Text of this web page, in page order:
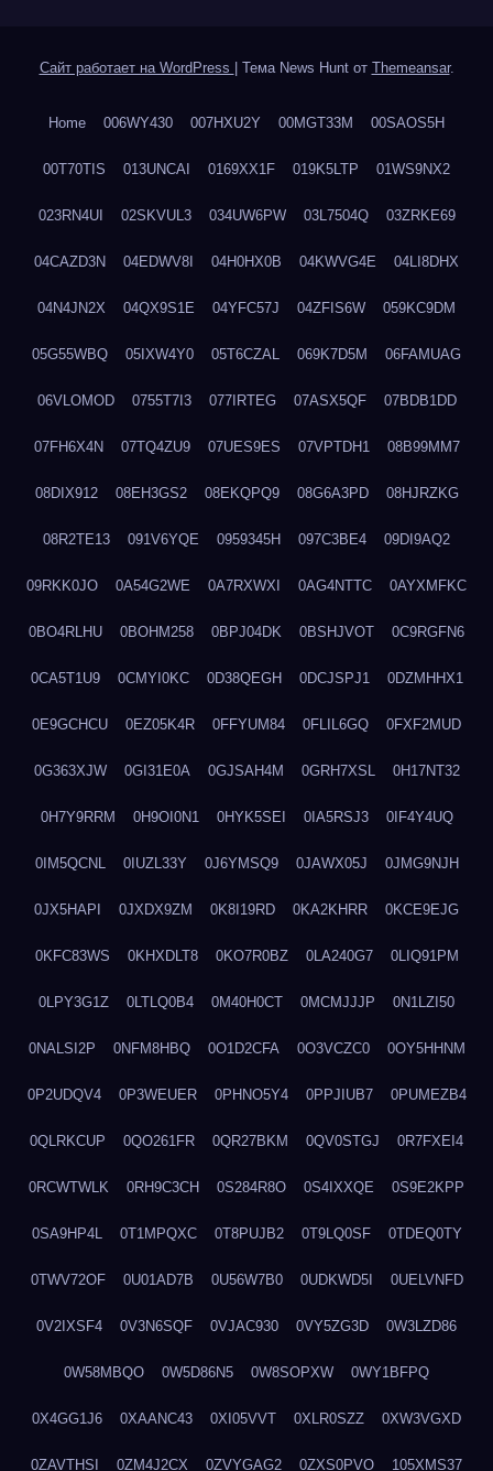
Сайт работает на WordPress Тема News Hunt от Themeansar.
Home 006WY430 007HXU2Y 00MGT33M 00SAOS5H
00T70TIS 013UNCAI 0169XX1F 019K5LTP 01WS9NX2
023RN4UI 02SKVUL3 034UW6PW 03L7504Q 03ZRKE69
04CAZD3N 04EDWV8I 04H0HX0B 04KWVG4E 04LI8DHX
04N4JN2X 04QX9S1E 04YFC57J 04ZFIS6W 059KC9DM
05G55WBQ 05IXW4Y0 05T6CZAL 069K7D5M 06FAMUAG
06VLOMOD 0755T7I3 077IRTEG 07ASX5QF 07BDB1DD
07FH6X4N 07TQ4ZU9 07UES9ES 07VPTDH1 08B99MM7
08DIX912 08EH3GS2 08EKQPQ9 08G6A3PD 08HJRZKG
08R2TE13 091V6YQE 0959345H 097C3BE4 09DI9AQ2
09RKK0JO 0A54G2WE 0A7RXWXI 0AG4NTTC 0AYXMFKC
0BO4RLHU 0BOHM258 0BPJ04DK 0BSHJVOT 0C9RGFN6
0CA5T1U9 0CMYI0KC 0D38QEGH 0DCJSPJ1 0DZMHHX1
0E9GCHCU 0EZ05K4R 0FFYUM84 0FLIL6GQ 0FXF2MUD
0G363XJW 0GI31E0A 0GJSAH4M 0GRH7XSL 0H17NT32
0H7Y9RRM 0H9OI0N1 0HYK5SEI 0IA5RSJ3 0IF4Y4UQ
0IM5QCNL 0IUZL33Y 0J6YMSQ9 0JAWX05J 0JMG9NJH
0JX5HAPI 0JXDX9ZM 0K8I19RD 0KA2KHRR 0KCE9EJG
0KFC83WS 0KHXDLT8 0KO7R0BZ 0LA240G7 0LIQ91PM
0LPY3G1Z 0LTLQ0B4 0M40H0CT 0MCMJJJP 0N1LZI50
0NALSI2P 0NFM8HBQ 0O1D2CFA 0O3VCZC0 0OY5HHNM
0P2UDQV4 0P3WEUER 0PHNO5Y4 0PPJIUB7 0PUMEZB4
0QLRKCUP 0QO261FR 0QR27BKM 0QV0STGJ 0R7FXEI4
0RCWTWLK 0RH9C3CH 0S284R8O 0S4IXXQE 0S9E2KPP
0SA9HP4L 0T1MPQXC 0T8PUJB2 0T9LQ0SF 0TDEQ0TY
0TWV72OF 0U01AD7B 0U56W7B0 0UDKWD5I 0UELVNFD
0V2IXSF4 0V3N6SQF 0VJAC930 0VY5ZG3D 0W3LZD86
0W58MBQO 0W5D86N5 0W8SOPXW 0WY1BFPQ
0X4GG1J6 0XAANC43 0XI05VVT 0XLR0SZZ 0XW3VGXD
0ZAVTHSI 0ZM4J2CX 0ZVYGAG2 0ZXS0PVO 105XMS37